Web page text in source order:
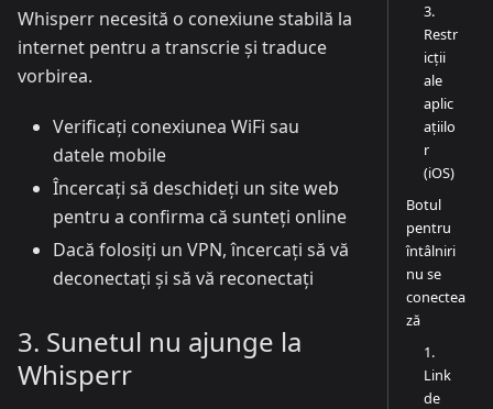
Whisperr necesită o conexiune stabilă la
internet pentru a transcrie și traduce
vorbirea.
Verificați conexiunea WiFi sau
datele mobile
Încercați să deschideți un site web
pentru a confirma că sunteți online
Dacă folosiți un VPN, încercați să vă
deconectați și să vă reconectați
3. Sunetul nu ajunge la
Whisperr
3.
Restr
icții
ale
aplic
ațiilo
r
(iOS)
Botul
pentru
întâlniri
nu se
conectea
ză
1.
Link
de